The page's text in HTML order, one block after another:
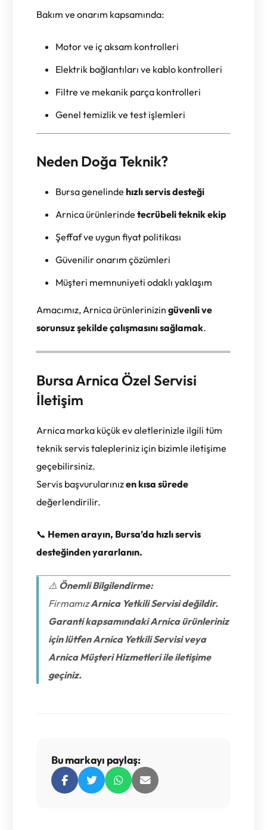
Bakım ve onarım kapsamında:
Motor ve iç aksam kontrolleri
Elektrik bağlantıları ve kablo kontrolleri
Filtre ve mekanik parça kontrolleri
Genel temizlik ve test işlemleri
Neden Doğa Teknik?
Bursa genelinde hızlı servis desteği
Arnica ürünlerinde tecrübeli teknik ekip
Şeffaf ve uygun fiyat politikası
Güvenilir onarım çözümleri
Müşteri memnuniyeti odaklı yaklaşım
Amacımız, Arnica ürünlerinizin güvenli ve
sorunsuz şekilde çalışmasını sağlamak.
Bursa Arnica Özel Servisi
İletişim
Arnica marka küçük ev aletlerinizle ilgili tüm
teknik servis talepleriniz için bizimle iletişime
geçebilirsiniz.
Servis başvurularınızen kısa sürede
değerlendirilir.
📞 Hemen arayın, Bursa’da hızlı servis
desteğinden yararlanın.
⚠️ Önemli Bilgilendirme:
FirmamızArnica Yetkili Servisi değildir.
Garanti kapsamındaki Arnica ürünleriniz
için lütfen Arnica Yetkili Servisi veya
Arnica Müşteri Hizmetleri ile iletişime
geçiniz.
Bu markayı paylaş: